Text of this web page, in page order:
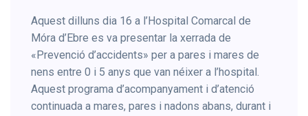
Aquest dilluns dia 16 a l’Hospital Comarcal de
Móra d’Ebre es va presentar la xerrada de
«Prevenció d’accidents» per a pares i mares de
nens entre 0 i 5 anys que van néixer a l’hospital.
Aquest programa d’acompanyament i d’atenció
continuada a mares, pares i nadons abans, durant i